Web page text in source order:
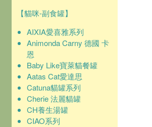
【貓咪-副食罐】
AIXIA愛喜雅系列
Animonda Carny 德國 卡
恩
Baby Like寶萊貓餐罐
Aatas Cat愛達思
Catuna貓罐系列
Cherie 法麗貓罐
CH養生湯罐
CIAO系列